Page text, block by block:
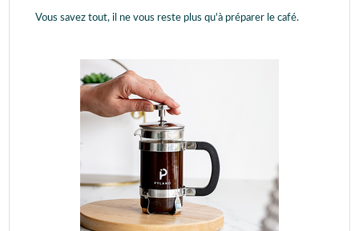
Vous savez tout, il ne vous reste plus qu'à préparer le café.